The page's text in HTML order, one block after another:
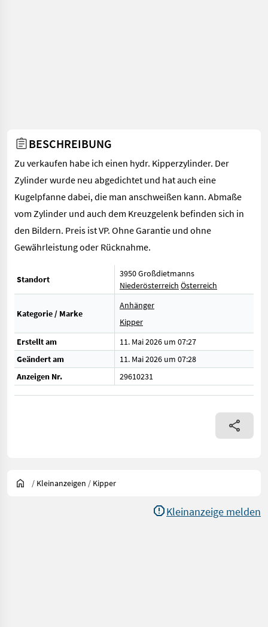
BESCHREIBUNG
Zu verkaufen habe ich einen hydr. Kipperzylinder. Der
Zylinder wurde neu abgedichtet und hat auch eine
Kugelpfanne dabei, die man anschweißen kann. Abmaße
vom Zylinder und auch dem Kreuzgelenk befinden sich in
den Bildern. Preis ist VP. Ohne Garantie und ohne
Gewährleistung oder Rücknahme.
Standort
3950 Großdietmanns
Niederösterreich Österreich
Kategorie / Marke
Anhänger
Kipper
Erstellt am
11. Mai 2026 um 07:27
Geändert am
11. Mai 2026 um 07:28
Anzeigen Nr.
29610231
/ Kleinanzeigen / Kipper
Kleinanzeige melden